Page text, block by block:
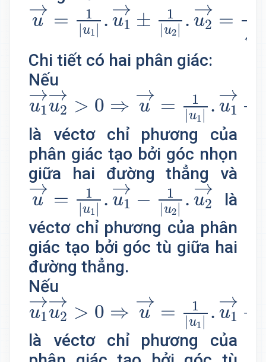
→
u =
1
|u1 | . →
u1 ±
1
|u2| . →
u2 =
√
Chi tiết có hai phân giác:
Nếu
→
u1
→
u2 > 0 ⇒ →
u =
1
|u1
. →
u1 +
u1→ ⇒u 1 1|.
là véctơ chỉ phương của
phân giác tạo bởi góc nhọn
giữa hai đường thẳng và
→
u =
1
|u1 | . →
u1 −
1
|u2| . →
u2
u→= 1|u 1|.u1→ −1|u2| u2
là
véctơ chỉ phương của phân
giác tạo bởi góc tù giữa hai
đường thẳng.
Nếu
→
u1
→
u2 > 0 ⇒ →
u =
1
|u1
. →
u1 +
u1→ ⇒u 1 1|.
là véctơ chỉ phương của